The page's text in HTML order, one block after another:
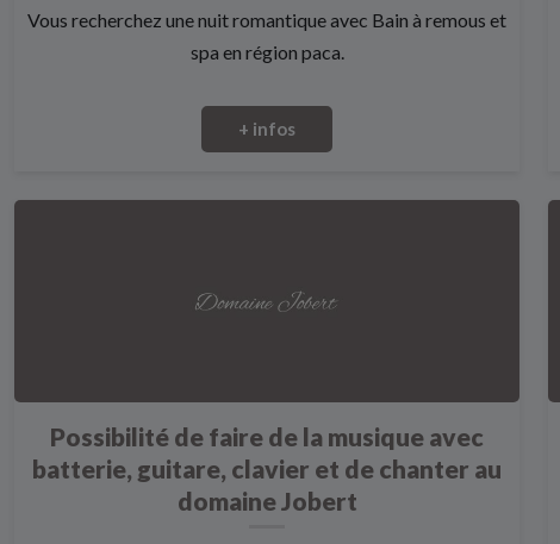
Vous recherchez une nuit romantique avec Bain à remous et
spa en région paca.
+ infos
Possibilité de faire de la musique avec
batterie, guitare, clavier et de chanter au
domaine Jobert